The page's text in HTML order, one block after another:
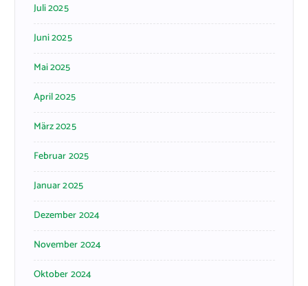
Juli 2025
Juni 2025
Mai 2025
April 2025
März 2025
Februar 2025
Januar 2025
Dezember 2024
November 2024
Oktober 2024